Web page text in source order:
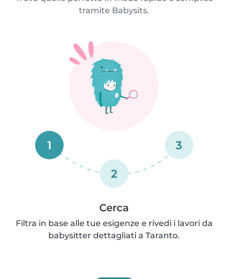
tramite Babysits.
1
2
3
Cerca
Filtra in base alle tue esigenze e rivedi i lavori da
babysitter dettagliati a Taranto.